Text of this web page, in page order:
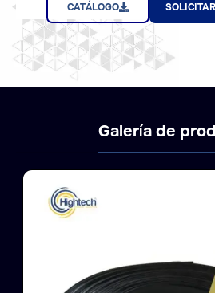
CATÁLOGO
Galería de